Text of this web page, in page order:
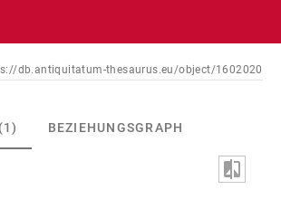
db.antiquitatum-thesaurus.eu/object/1602020
(1) BEZIEHUNGSGRAPH